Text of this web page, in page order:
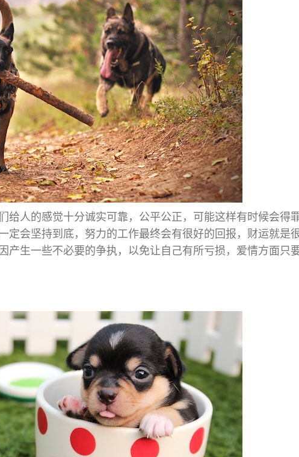
给人的感觉十分诚实可靠，公平公正，可能这样有时候会得
定会坚持到底，努力的工作最终会有很好的回报，财运就是
产生一些不必要的争执，以免让自己有所亏损，爱情方面只